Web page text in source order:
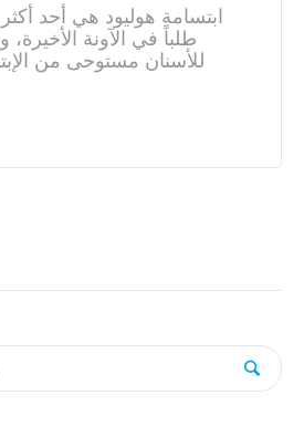
ابتسامة هوليود هي أحد أكثر
طلباً في الآونة
للأسنان مستوحى من